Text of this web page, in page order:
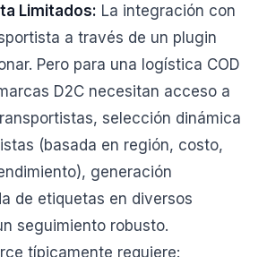
Limitados: La integración con
a través de un plugin
Pero para una logística COD
D2C necesitan acceso a
selección dinámica
(basada en región, costo,
generación
de etiquetas en diversos
seguimiento robusto.
típicamente requiere: